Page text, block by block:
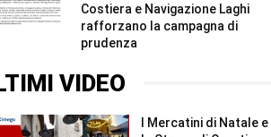
Costiera e Navigazione Laghi
rafforzano la campagna di
prudenza
VIDEO
I Mercatini di Natale e